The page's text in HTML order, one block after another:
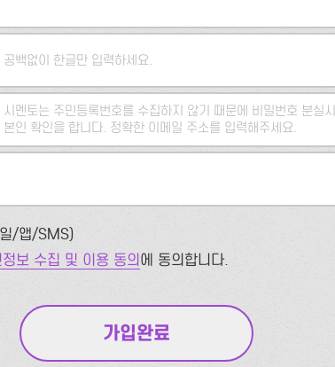
공백없이 한글만 입력하세요.
시멘토는 주민등록번호를 수집하지 않기 때문에 비밀번호 분실
본인 확인을 합니다. 정확한 이메일 주소를 입력해주세요.
/앱/SMS)
보 수집 및 이용 동의에 동의합니다.